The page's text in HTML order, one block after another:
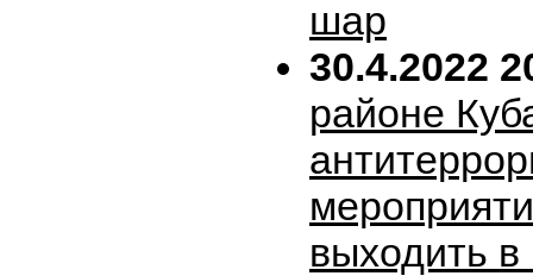
шар
30.4.2022
районе
выходить